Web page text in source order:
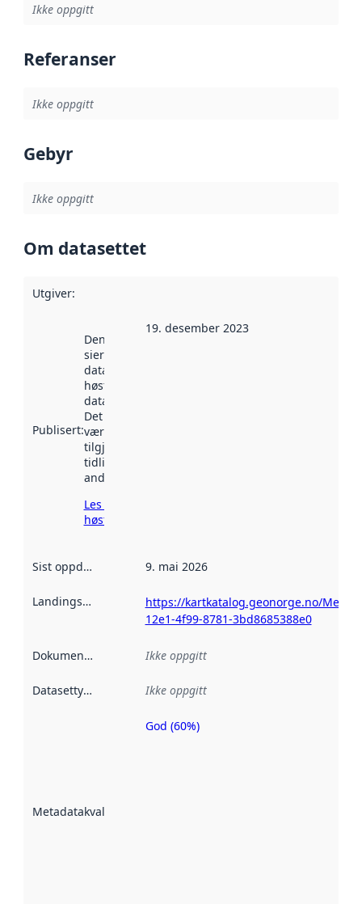
Ikke oppgitt
Referanser
Ikke oppgitt
Gebyr
Ikke oppgitt
Om datasettet
Utgiver:
Publisert:
Denne datoen
sier når
datasettet ble
høstet av
data.norge.no.
Det kan ha
vært
tilgjengelig
tidligere
andre steder.
Les mer om
høsting her
19. desember 2023
Sist oppdatert 9. mai 2026
Landingsside
https://kartkatalog.geonorge.no/
12e1-4f99-8781-3bd8685388e0
Dokumentasjon Ikke oppgitt
Datasettype Ikke oppgitt
Metadatakvalitet
Metadatakvalitet
God (60%)